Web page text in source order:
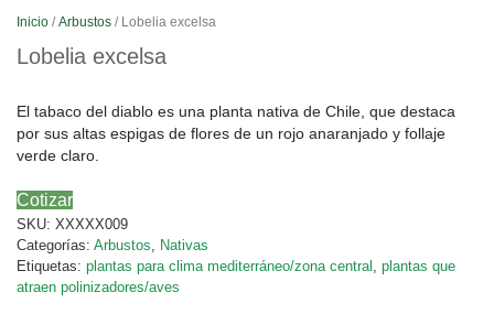
Inicio /Arbustos / Lobelia excelsa
Lobelia excelsa
El tabaco del diablo es una planta nativa de Chile, que destaca
por sus altas espigas de flores de un rojo anaranjado y follaje
verde claro.
Cotizar
SKU: XXXXX009
Categorías: Arbustos, Nativas
Etiquetas: plantas para clima mediterráneo/zona central , plantas que
atraen polinizadores/aves